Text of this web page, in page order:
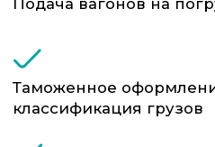
широкого спектра товаров — от
стройматериалов до сложного
оборудования